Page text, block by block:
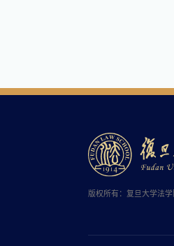
版权所有：复旦大学法